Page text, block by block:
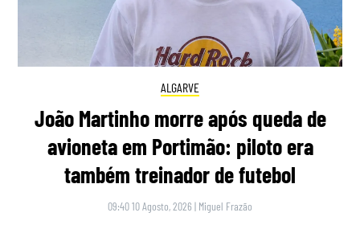
ALGARVE
João Martinho morre após queda de
avioneta em Portimão: piloto era
também treinador de futebol
09:40 10 Agosto, 2026 | Miguel Frazão